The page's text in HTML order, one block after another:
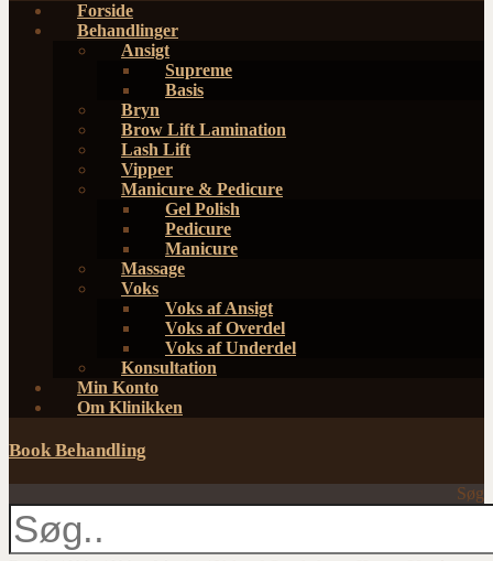
Forside
Behandlinger
Ansigt
Supreme
Basis
Bryn
Brow Lift Lamination
Lash Lift
Vipper
Manicure & Pedicure
Gel Polish
Pedicure
Manicure
Massage
Voks
Voks af Ansigt
Voks af Overdel
Voks af Underdel
Konsultation
Min Konto
Om Klinikken
Book Behandling
Søg